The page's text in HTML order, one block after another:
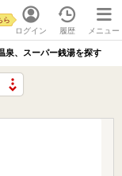
ログイン
ら
履歴 メニュー
泉、スーパー銭湯を探す